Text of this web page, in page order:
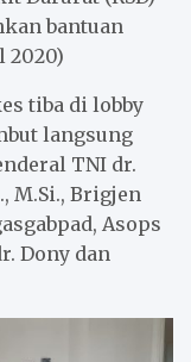
bantuan
2020)
tiba di lobby
langsung
TNI dr.
M.Si., Brigjen
Asops
Dony dan